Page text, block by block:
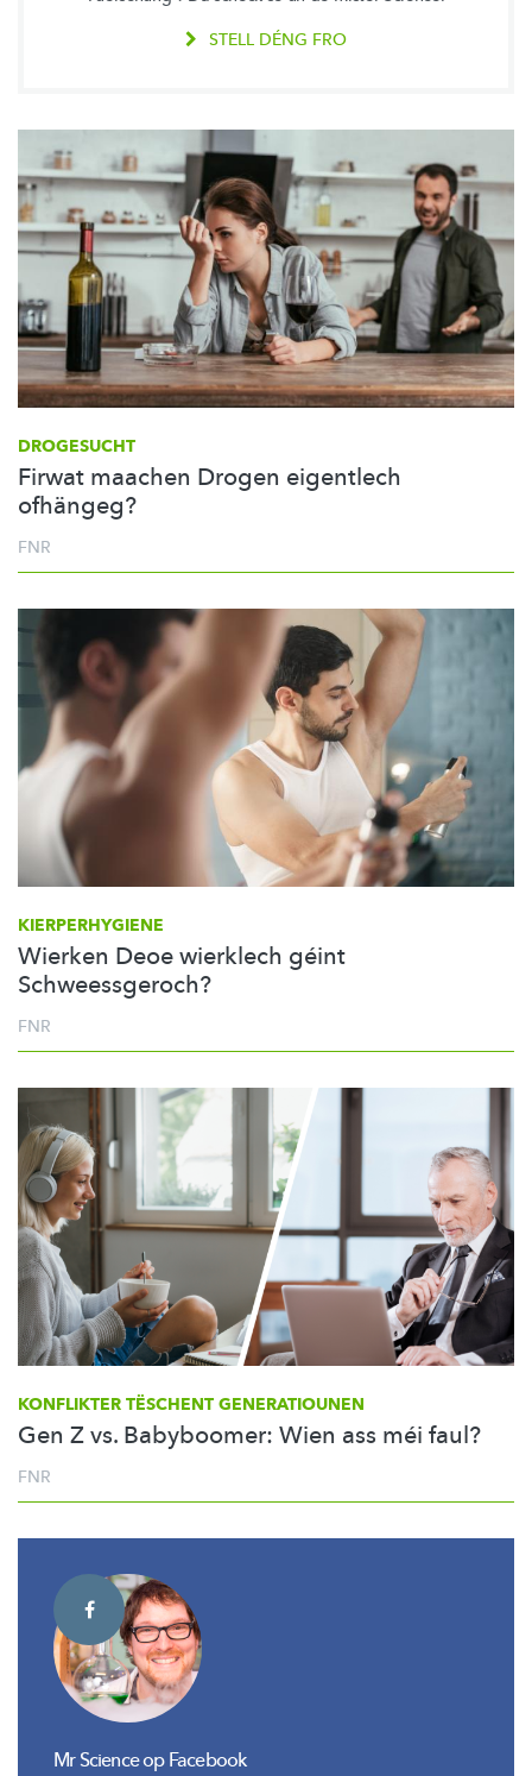
STELL DÉNG FRO
DROGESUCHT
Firwat maachen Drogen eigentlech
ofhängeg?
FNR
KIERPERHYGIENE
Wierken Deoe wierklech géint
Schweessgeroch?
FNR
KONFLIKTER TËSCHENT GENERATIOUNEN
Gen Z vs. Babyboomer: Wien ass méi faul?
FNR
Mr Science op Facebook